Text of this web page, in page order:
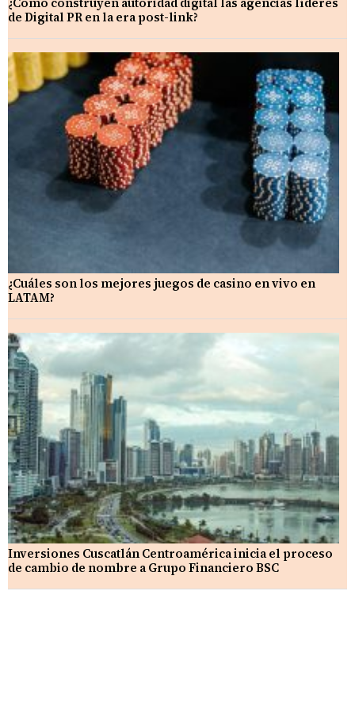
de Digital PR en la era post-link?
¿Cuáles son los mejores juegos de casino en vivo en
LATAM?
Inversiones Cuscatlán Centroamérica inicia el proceso
de cambio de nombre a Grupo Financiero BSC